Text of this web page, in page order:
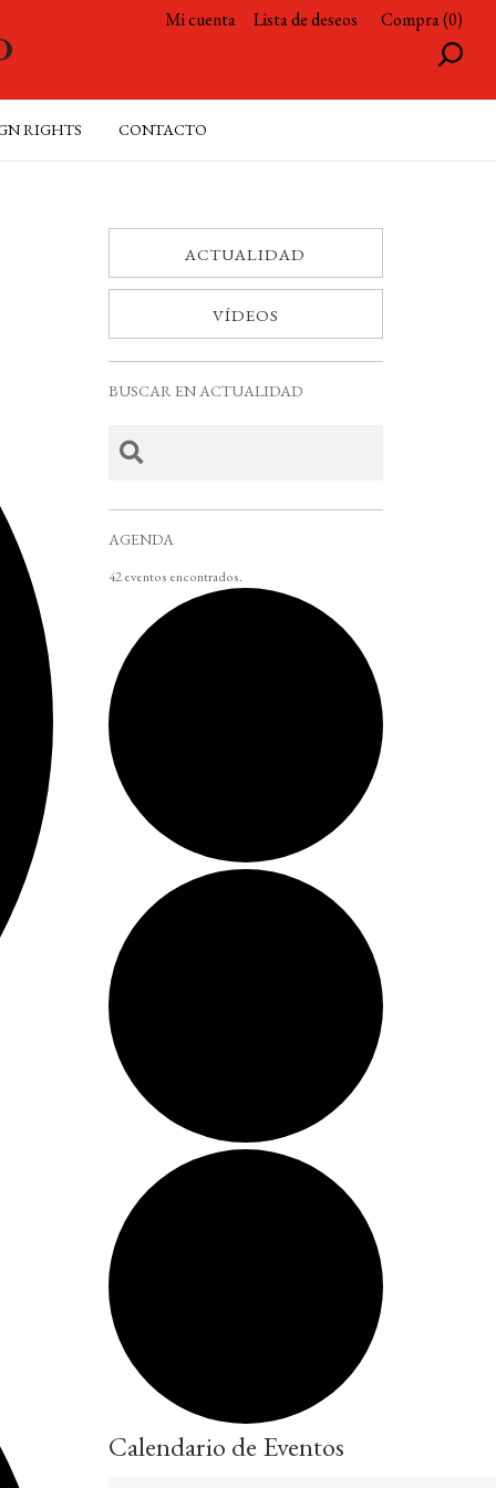
Mi cuenta Lista de deseos Compra (0)
RIGHTS CONTACTO
ACTUALIDAD
VÍDEOS
BUSCAR EN ACTUALIDAD
AGENDA
42 eventos encontrados.
Calendario de Eventos